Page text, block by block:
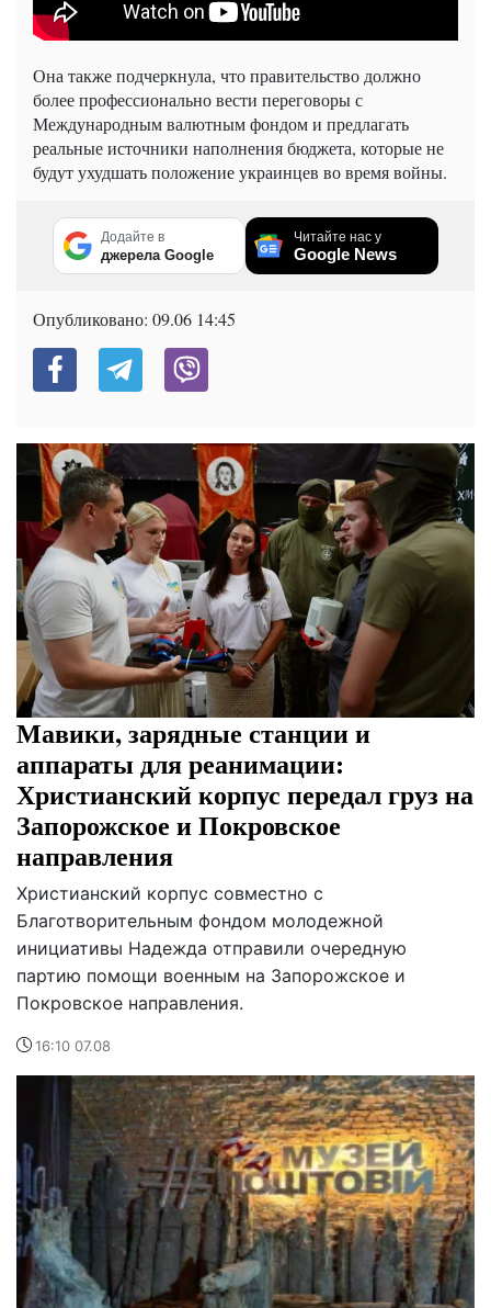
Она также подчеркнула, что правительство должно
более профессионально вести переговоры с
Международным валютным фондом и предлагать
реальные источники наполнения бюджета, которые не
будут ухудшать положение украинцев во время войны.
Додайте в
джерела Google
Читайте нас у
Google News
Опубликовано: 09.06 14:45
Мавики, зарядные станции и
аппараты для реанимации:
Христианский корпус передал груз на
Запорожское и Покровское
направления
Христианский корпус совместно с
Благотворительным фондом молодежной
инициативы Надежда отправили очередную
партию помощи военным на Запорожское и
Покровское направления.
16:10 07.08